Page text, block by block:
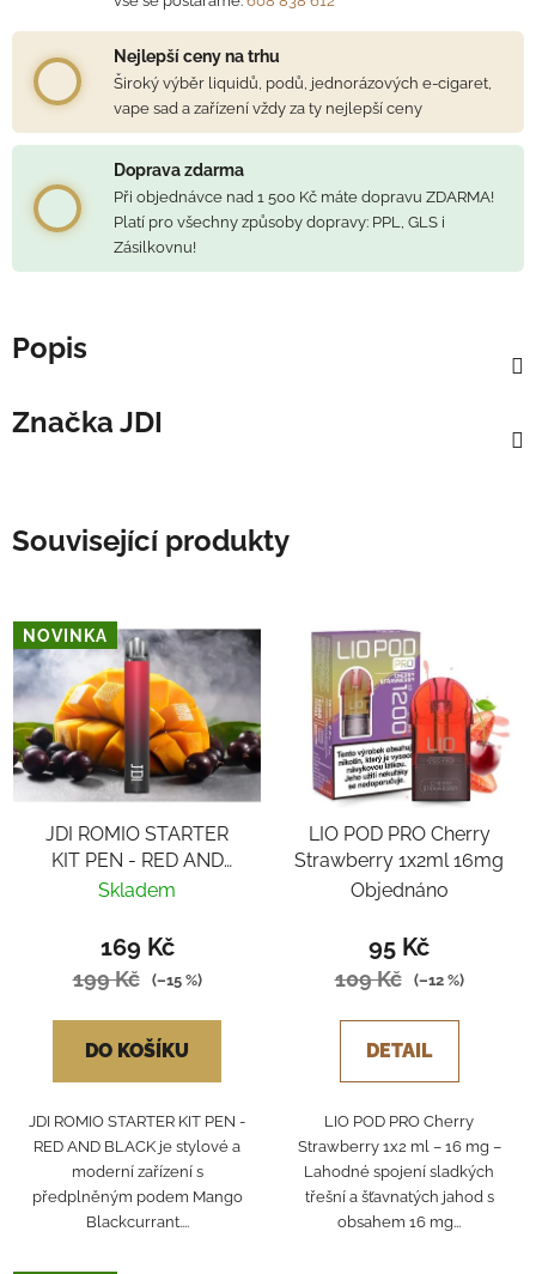
Nejlepší ceny na trhu
Široký výběr liquidů, podů, jednorázových e-cigaret,
vape sad a zařízení vždy za ty nejlepší ceny
Doprava zdarma
Při objednávce nad 1 500 Kč máte dopravu ZDARMA!
Platí pro všechny způsoby dopravy: PPL, GLS i
Zásilkovnu!
Popis
Značka JDI
Související produkty
NOVINKA
JDI ROMIO STARTER
KIT PEN - RED AND
BLACK
Skladem
169 Kč
199 Kč (–15 %)
DO KOŠÍKU
JDI ROMIO STARTER KIT PEN -
RED AND BLACK je stylové a
moderní zařízení s
předplněným podem Mango
Blackcurrant....
LIO POD PRO Cherry
Strawberry 1x2ml 16mg
Objednáno
95 Kč
109 Kč (–12 %)
DETAIL
LIO POD PRO Cherry
Strawberry 1x2 ml – 16 mg –
Lahodné spojení sladkých
třešní a šťavnatých jahod s
obsahem 16 mg...